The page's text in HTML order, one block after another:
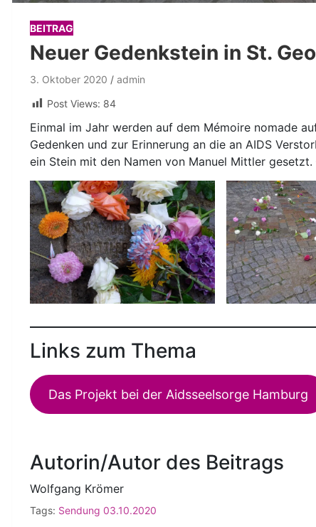
BEITRAG
Neuer Gedenkstein in St.
3. Oktober 2020
admin
Post Views: 84
Einmal im Jahr werden auf dem Mémoire nomade
Gedenken und zur Erinnerung an die an AIDS
ein Stein mit den Namen von Manuel Mittler gesetzt.
Links zum Thema
Das Projekt bei der Aidsseelsorge Hamburg
Autorin/Autor des Beitrags
Wolfgang Krömer
Tags: Sendung 03.10.2020